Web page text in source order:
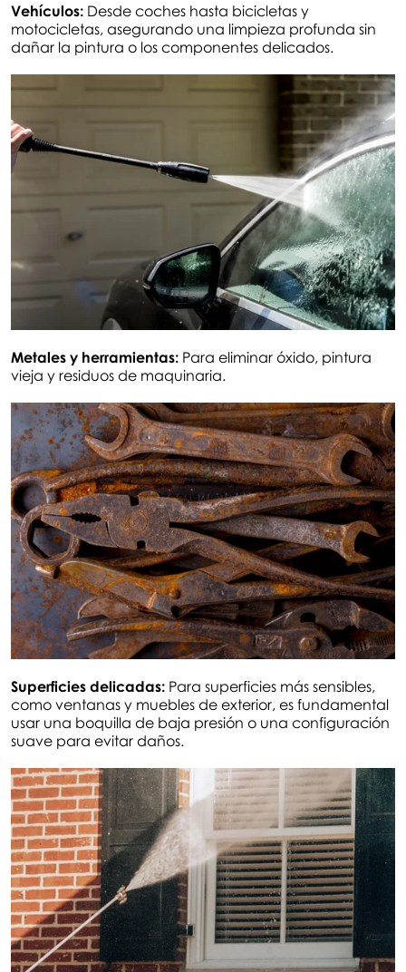
Vehículos: Desde coches hasta bicicletas y
motocicletas, asegurando una limpieza profunda sin
dañar la pintura o los componentes delicados.
Metales y herramientas: Para eliminar óxido, pintura
vieja y residuos de maquinaria.
Superficies delicadas: Para superficies más sensibles,
como ventanas y muebles de exterior, es fundamental
usar una boquilla de baja presión o una configuración
suave para evitar daños.